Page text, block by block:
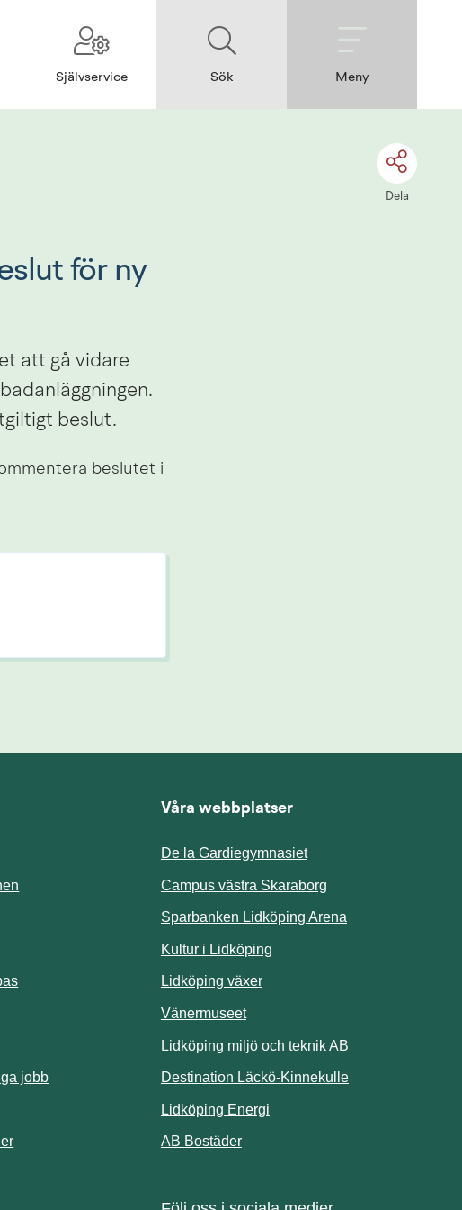
Självservice Sök Meny
Dela
för ny
att gå vidare
beslut.
beslutet i
Länk till annan webbplats.
webbplats.
Länk till annan webbplats.
webbplats.
jobb
Länk till annan webbplats.
Våra webbplatser
De la Gardiegymnasiet
Campus västra Skaraborg
Sparbanken Lidköping Arena
Kultur i Lidköping
Lidköping växer
Vänermuseet
Lidköping miljö och teknik AB
Destination Läckö-KinnekulleLänk till annan
Lidköping EnergiLänk till annan webbplats.
AB BostäderLänk till annan webbplats.